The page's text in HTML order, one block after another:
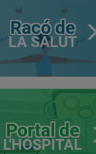
Racó de
LA SALUT
Portal de
L'HOSPITAL